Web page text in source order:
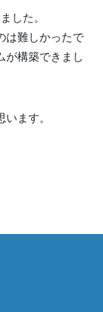
した。
は難しかったで
が構築できまし
ます。